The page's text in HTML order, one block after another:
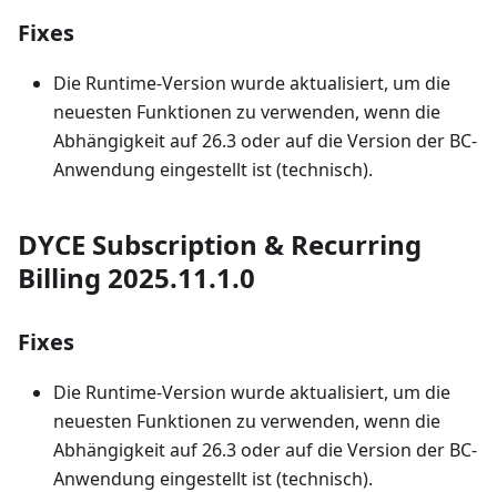
Fixes
Die Runtime-Version wurde aktualisiert, um die
neuesten Funktionen zu verwenden, wenn die
Abhängigkeit auf 26.3 oder auf die Version der BC-
Anwendung eingestellt ist (technisch).
DYCE Subscription & Recurring
Billing 2025.11.1.0
Fixes
Die Runtime-Version wurde aktualisiert, um die
neuesten Funktionen zu verwenden, wenn die
Abhängigkeit auf 26.3 oder auf die Version der BC-
Anwendung eingestellt ist (technisch).